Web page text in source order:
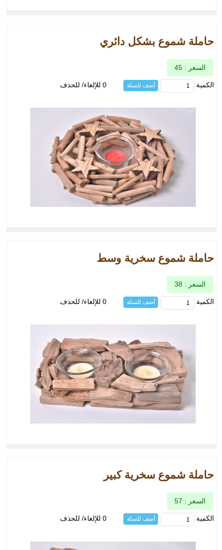
حاملة شموع بشكل دائري
السعر : 45
الكمية أضف للسلة 0 للإلغاء/ للحذف
حاملة شموع سخرية وسط
السعر : 38
الكمية أضف للسلة 0 للإلغاء/ للحذف
حاملة شموع سخرية كبير
السعر : 57
الكمية أضف للسلة 0 للإلغاء/ للحذف